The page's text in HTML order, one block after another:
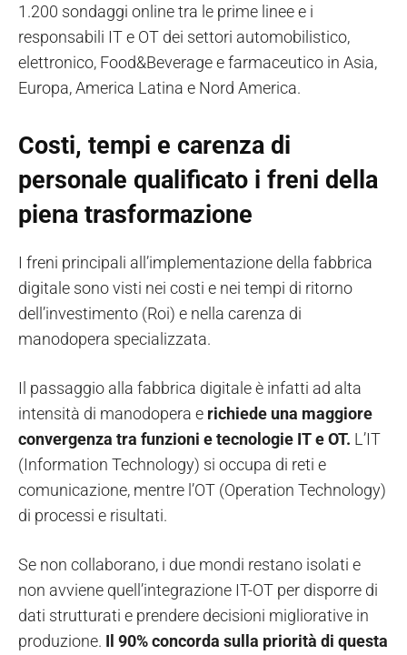
1.200 sondaggi online tra le prime linee e i
responsabili IT e OT dei settori automobilistico,
elettronico, Food&Beverage e farmaceutico in Asia,
Europa, America Latina e Nord America.
Costi, tempi e carenza di
personale qualificato i freni della
piena trasformazione
I freni principali all’implementazione della fabbrica
digitale sono visti nei costi e nei tempi di ritorno
dell’investimento (Roi) e nella carenza di
manodopera specializzata.
Il passaggio alla fabbrica digitale è infatti ad alta
intensità di manodopera e richiede una maggiore
convergenza tra funzioni e tecnologie IT e OT. L’IT
(Information Technology) si occupa di reti e
comunicazione, mentre l’OT (Operation Technology)
di processi e risultati.
Se non collaborano, i due mondi restano isolati e
non avviene quell’integrazione IT-OT per disporre di
dati strutturati e prendere decisioni migliorative in
produzione. Il 90% concorda sulla priorità di questa